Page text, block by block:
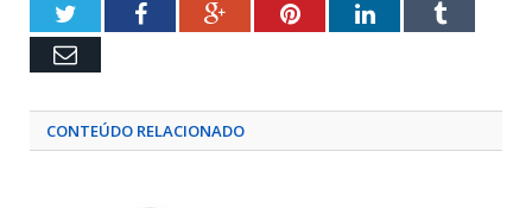
TwitterFacebookGoogle+PinterestLinkedInTumblr
Email
CONTEÚDO RELACIONADO